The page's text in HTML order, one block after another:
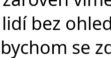
bez
se